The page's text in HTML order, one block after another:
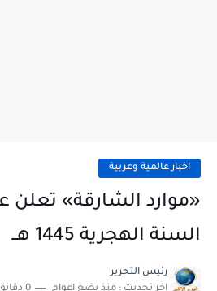
اخبار عالمية وعربية
«موارد الشارقة»
السنة الهجرية 1445 هــ
رئيس التحرير